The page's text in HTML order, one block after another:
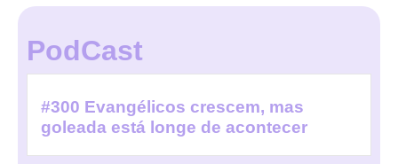
PodCast
#300 Evangélicos crescem, mas
goleada está longe de acontecer